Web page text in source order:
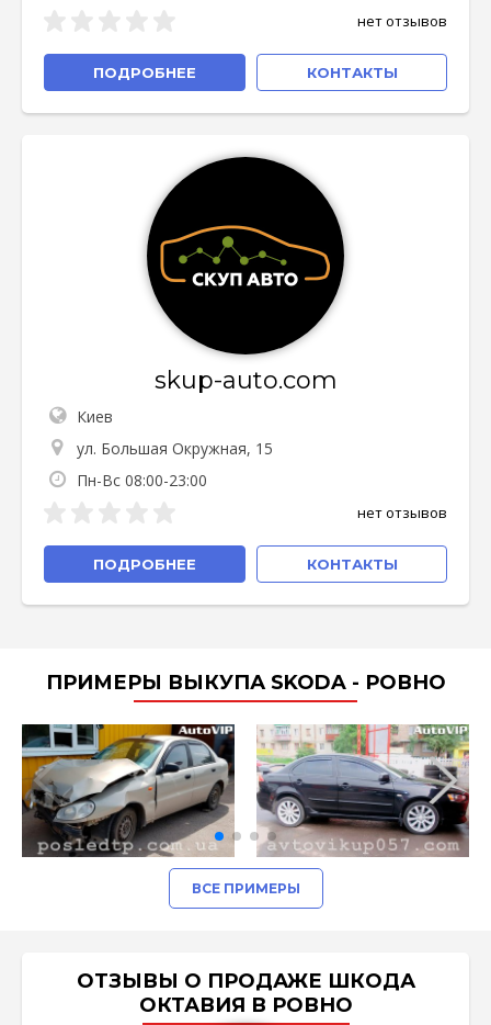
нет отзывов
ПОДРОБНЕЕ КОНТАКТЫ
skup-auto.com
Киев
ул. Большая Окружная, 15
Пн-Вс 08:00-23:00
нет отзывов
ПОДРОБНЕЕ КОНТАКТЫ
ПРИМЕРЫ ВЫКУПА SKODA - РОВНО
ВСЕ ПРИМЕРЫ
ОТЗЫВЫ О ПРОДАЖЕ ШКОДА
ОКТАВИЯ В РОВНО